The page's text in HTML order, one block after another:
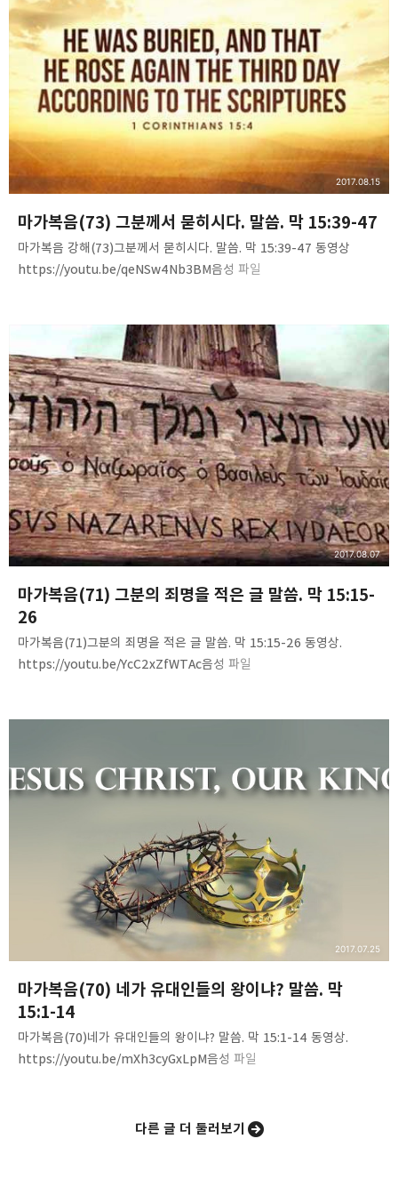
마가복음(73) 그분께서 묻히시다. 말씀. 막 15:39-47
2017.08.15
마가복음 강해(73)그분께서 묻히시다. 말씀. 막 15:39-47 동영상
https://youtu.be/qeNSw4Nb3BM음성 파일
죽음을 통해 구원 받았다.2. 예수님은 십자가 위에서 죄인을 구원했고,
죽는 순간 백부장을 구원했다.3. 아리마대 요셉- 빌라도에게 예수님의
몸을 구함4. 니고데모와 요셉-주님의 장사를 치러줌5. 예수님의
죽으심과 묻히심- 지옥은 죽은 사람의 혼의 거처요, 무덤은 죽은
사람의 몸의 거처다.6. 묻히심-장례는 침례의 모형이다. 쉽고 단순한
진리, 말씀침례교회(http://av1611.net)Pastor. …
마가복음(71) 그분의 죄명을 적은 글 말씀. 막 15:15-
26
2017.08.07
마가복음(71)그분의 죄명을 적은 글 말씀. 막 15:15-26 동영상.
https://youtu.be/YcC2xZfWTAc음성 파일
죽이기 위해 노력했다.4. 유대인들의 선택- 예수님이냐 바라바냐? 5.
사람들은 언제나 선택과 결정을 요구 받는다. 아담-생명 나무/선악과
중 택하라. 우리는 이런 선택을 요구 받는다6. 예수님을…
마가복음(70) 네가 유대인들의 왕이냐? 말씀. 막
15:1-14
2017.07.25
마가복음(70)네가 유대인들의 왕이냐? 말씀. 막 15:1-14 동영상.
https://youtu.be/mXh3cyGxLpM음성 파일
질문. 네가 유대인들의 왕이냐?3. 예수님의 답변. 그렇다(Thou
다른 글 더 둘러보기